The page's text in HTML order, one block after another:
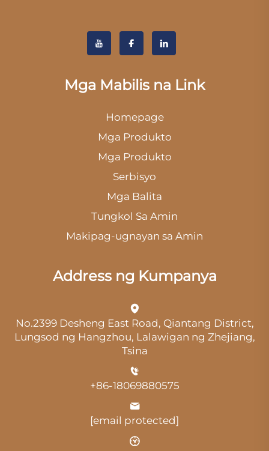
Mga Mabilis na Link
Homepage
Mga Produkto
Mga Produkto
Serbisyo
Mga Balita
Tungkol Sa Amin
Makipag-ugnayan sa Amin
Address ng Kumpanya
No.2399 Desheng East Road, Qiantang District,
Lungsod ng Hangzhou, Lalawigan ng Zhejiang,
Tsina
+86-18069880575
[email protected]